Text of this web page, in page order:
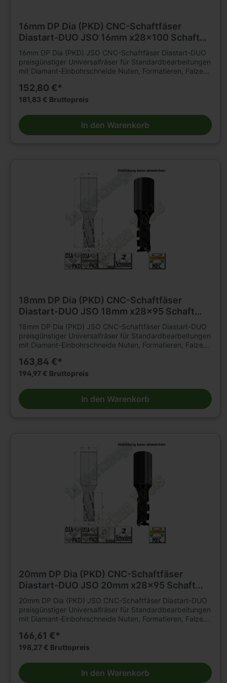
16mm DP Dia (PKD) CNC-Schaftfäser
Diastart-DUO JSO 16mm x28x100 Schaft
20mm Z=2 L
16mm DP Dia (PKD) JSO CNC-Schaftfäser Diastart-DUO
preisgünstiger Universalfräser für Standardbearbeitungen
mit Diamant-Einbohrschneide Nuten, Formatieren, Falzen
Fräsmaschinenmit hohen Standwegen. Geeignet für
axiales und schräges Eintauchen. Fräser aus Brüniertem
Bestückungshöhe 2,5 mm Einsatzempfehlung: Drehzahl =
18.000 - 24.000 u/min Vorschub = 6 - 10 m/min (je nach
Werkstoff und Anwendung)
152,80 €*
181,83 € Bruttopreis
In den Warenkorb
18mm DP Dia (PKD) CNC-Schaftfäser
Diastart-DUO JSO 18mm x28x95 Schaft
25mm Z=2 L
18mm DP Dia (PKD) JSO CNC-Schaftfäser Diastart-DUO
preisgünstiger Universalfräser für Standardbearbeitungen
mit Diamant-Einbohrschneide Nuten, Formatieren, Falzen
Fräsmaschinenmit hohen Standwegen. Geeignet für
axiales und schräges Eintauchen. Fräser aus Brüniertem
Bestückungshöhe 2,5 mm Einsatzempfehlung: Drehzahl =
18.000 - 24.000 u/min Vorschub = 6 - 10 m/min (je nach
Werkstoff und Anwendung)
163,84 €*
194,97 € Bruttopreis
In den Warenkorb
20mm DP Dia (PKD) CNC-Schaftfäser
Diastart-DUO JSO 20mm x28x95 Schaft
25mm Z=2 R
20mm DP Dia (PKD) JSO CNC-Schaftfäser Diastart-DUO
preisgünstiger Universalfräser für Standardbearbeitungen
mit Diamant-Einbohrschneide Nuten, Formatieren, Falzen
Fräsmaschinenmit hohen Standwegen. Geeignet für
axiales und schräges Eintauchen. Fräser aus Brüniertem
Bestückungshöhe 2,5 mm Einsatzempfehlung: Drehzahl =
18.000 - 24.000 u/min Vorschub = 6 - 10 m/min (je nach
166,61 €*
198,27 € Bruttopreis
In den Warenkorb